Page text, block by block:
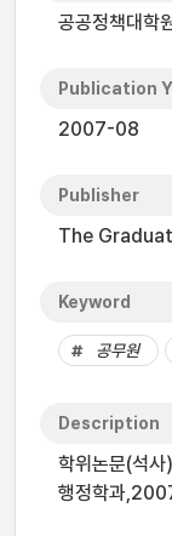
공공정책대학
Publication
2007-08
Publisher
The
Keyword
공무원
Description
학위논문(석
행정학과